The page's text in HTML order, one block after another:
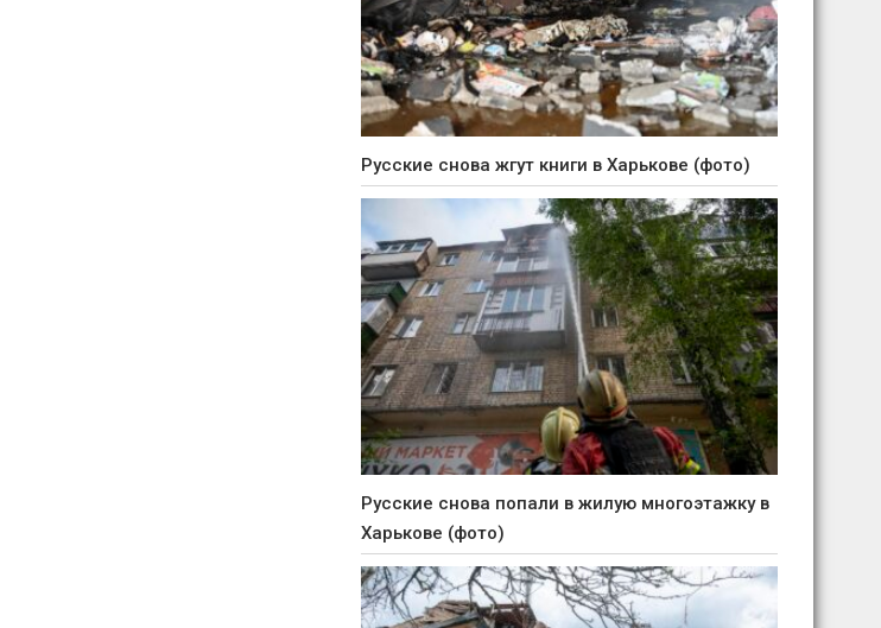
Русские снова жгут книги в Харькове (фото)
Русские снова попали в жилую многоэтажку в
Харькове (фото)